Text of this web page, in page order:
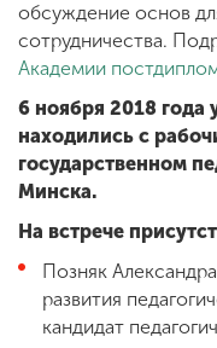
обсуждение основ
сотрудничества.
Академии
6 ноября 2018 года
находились с
государственном
Минска.
На встрече
Позняк
развития
кандидат